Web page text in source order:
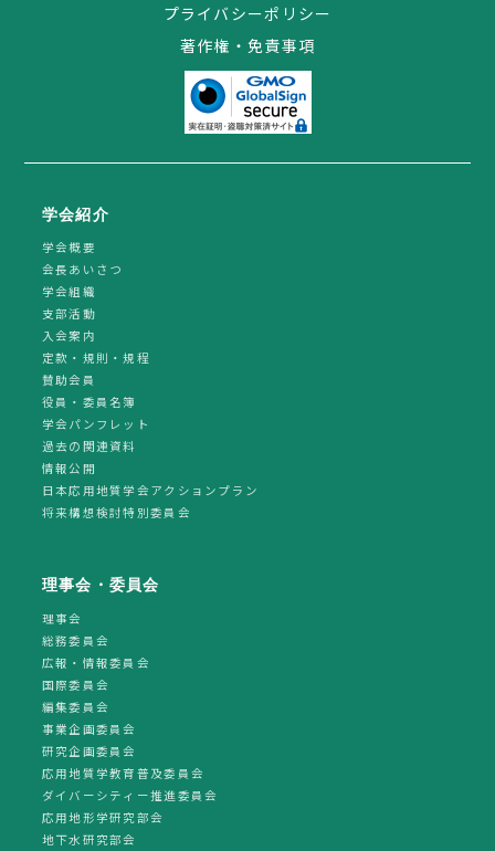
プライバシーポリシー
著作権・免責事項
学会紹介
学会概要
会長あいさつ
学会組織
支部活動
入会案内
定款・規則・規程
賛助会員
役員・委員名簿
学会パンフレット
過去の関連資料
情報公開
日本応用地質学会アクションプラン
将来構想検討特別委員会
理事会・委員会
理事会
総務委員会
広報・情報委員会
国際委員会
編集委員会
事業企画委員会
研究企画委員会
応用地質学教育普及委員会
ダイバーシティー推進委員会
応用地形学研究部会
地下水研究部会